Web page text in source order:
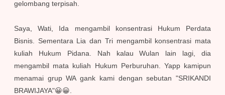
gelombang terpisah.
Saya, Wati, Ida mengambil konsentrasi Hukum Perdata
Bisnis. Sementara Lia dan Tri mengambil konsentrasi mata
kuliah Hukum Pidana. Nah kalau Wulan lain lagi, dia
mengambil mata kuliah Hukum Perburuhan. Yapp kamipun
menamai grup WA gank kami dengan sebutan "SRIKANDI
BRAWIJAYA"😀😀.